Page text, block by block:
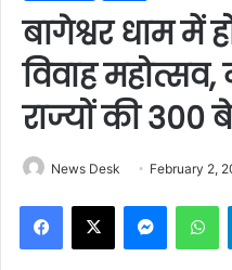
बागेश्वर धाम में
विवाह
राज्यों की 300
News Desk February 2,
Facebook
X